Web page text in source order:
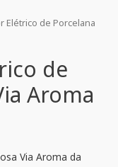
Elétrico de Porcelana
de
Aroma
Via Aroma da